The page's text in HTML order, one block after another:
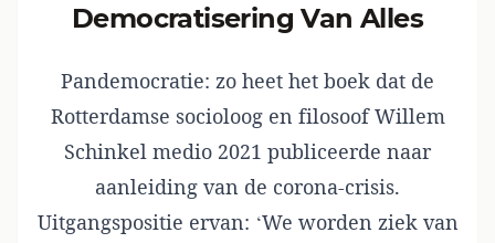
Democratisering Van Alles
Pandemocratie: zo heet het boek dat de
Rotterdamse socioloog en filosoof Willem
Schinkel medio 2021 publiceerde naar
aanleiding van de corona-crisis.
Uitgangspositie ervan: ‘We worden ziek van